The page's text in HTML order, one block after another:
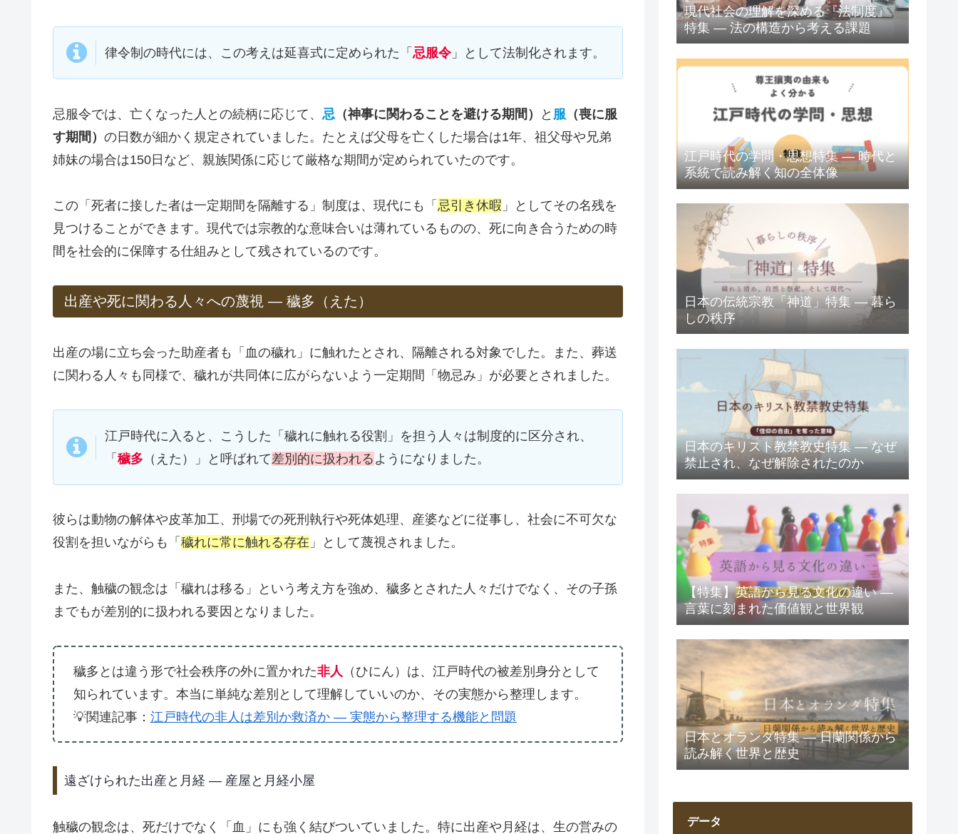
律令制の時代には、この考えは延喜式に定められた「 忌服令」として法制化されます。
忌服令では、亡くなった人との続柄に応じて、 忌 （神事に関わることを避ける期間） と 服 （喪に服
す期間） の日数が細かく規定されていました。たとえば父母を亡くした場合は1年、祖父母や兄弟
姉妹の場合は150日など、親族関係に応じて厳格な期間が定められていたのです。
この「死者に接した者は一定期間を隔離する」制度は、現代にも「 忌引き休暇 」としてその名残を
見つけることができます。現代では宗教的な意味合いは薄れているものの、死に向き合うための時
間を社会的に保障する仕組みとして残されているのです。
出産や死に関わる人々への蔑視 ― 穢多（えた）
出産の場に立ち会った助産者も「血の穢れ」に触れたとされ、隔離される対象でした。また、葬送
に関わる人々も同様で、穢れが共同体に広がらないよう一定期間「物忌み」が必要とされました。
江戸時代に入ると、こうした「穢れに触れる役割」を担う人々は制度的に区分され、
「 穢多 （えた）」と呼ばれて差別的に扱われる ようになりました。
彼らは動物の解体や皮革加工、刑場での死刑執行や死体処理、産婆などに従事し、社会に不可欠な
役割を担いながらも「 穢れに常に触れる存在 」として蔑視されました。
また、触穢の観念は「穢れは移る」という考え方を強め、穢多とされた人々だけでなく、その子孫
までもが差別的に扱われる要因となりました。
穢多とは違う形で社会秩序の外に置かれた非人 （ひにん）は、江戸時代の被差別身分として
知られています。本当に単純な差別として理解していいのか、その実態から整理します。
💡関連記事： 江戸時代の非人は差別か救済か ― 実態から整理する機能と問題
遠ざけられた出産と月経 ― 産屋と月経小屋
触穢の観念は、死だけでなく「血」にも強く結びついていました。特に出産や月経は、生の営みの
現代社会の理解を深める『法制度』
特集 ― 法の構造から考える課題
江戸時代の学問・思想特集 ― 時代と
系統で読み解く知の全体像
日本の伝統宗教「神道」特集 ― 暮ら
しの秩序
日本のキリスト教禁教史特集 ― なぜ
禁止され、なぜ解除されたのか
【特集】英語から見る文化の違い ―
言葉に刻まれた価値観と世界観
日本とオランダ特集 ― 日蘭関係から
読み解く世界と歴史
データ